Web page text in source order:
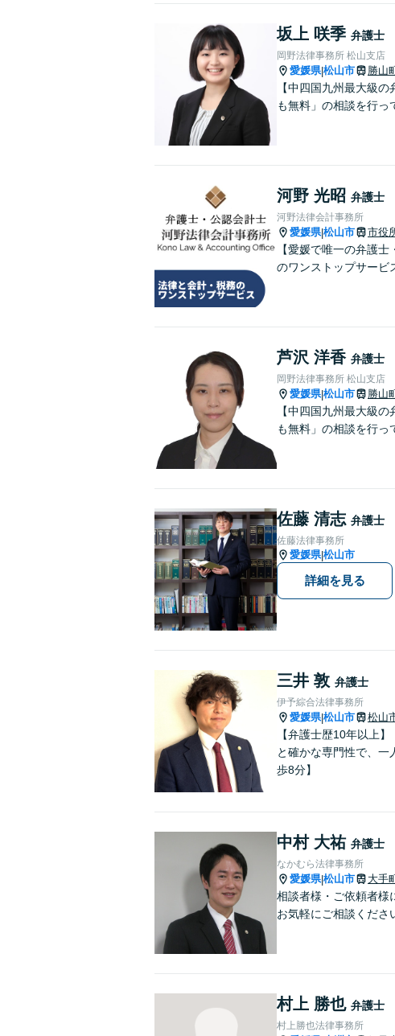
坂上 咲季 弁護士
岡野法律事務所 松山支店
愛媛県|松山市 勝山
【中四国九州最大級
も無料」の相談を行っ
河野 光昭 弁護士
河野法律会計事務所
愛媛県|松山市 市役
【愛媛で唯一の弁護
のワンストップサービ
芦沢 洋香 弁護士
岡野法律事務所 松山支店
愛媛県|松山市 勝山
【中四国九州最大級
も無料」の相談を行っ
佐藤 清志 弁護士
佐藤法律事務所
愛媛県|松山市
詳細を見る
三井 敦 弁護士
伊予綜合法律事務所
愛媛県|松山市 松山
【弁護士歴10年以上
と確かな専門性で、
歩8分】
中村 大祐 弁護士
なかむら法律事務所
愛媛県|松山市 大手
相談者様・ご依頼者様
お気軽にご相談くださ
村上 勝也 弁護士
村上勝也法律事務所